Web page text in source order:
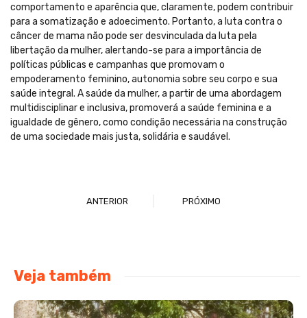
comportamento e aparência que, claramente, podem contribuir
para a somatização e adoecimento. Portanto, a luta contra o
câncer de mama não pode ser desvinculada da luta pela
libertação da mulher, alertando-se para a importância de
políticas públicas e campanhas que promovam o
empoderamento feminino, autonomia sobre seu corpo e sua
saúde integral. A saúde da mulher, a partir de uma abordagem
multidisciplinar e inclusiva, promoverá a saúde feminina e a
igualdade de gênero, como condição necessária na construção
de uma sociedade mais justa, solidária e saudável.
ANTERIOR PRÓXIMO
Veja também